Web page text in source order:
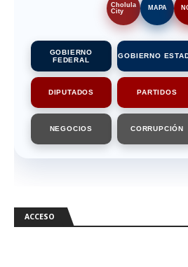
Cholula
City
MAPA
GOBIERNO
FEDERAL
GOBIERNO
DIPUTADOS PARTIDOS
NEGOCIOS CORRUPCIÓN
ACCESO